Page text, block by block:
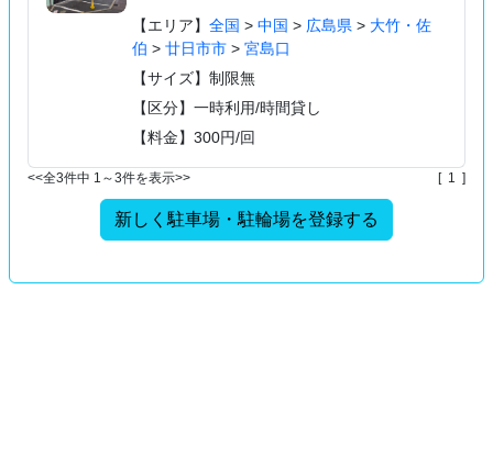
【エリア】 全国 > 中国 > 広島県 > 大竹・佐
伯 > 廿日市市> 宮島口
【サイズ】制限無
【区分】一時利用/時間貸し
【料金】300円/回
<<全3件中 1～3件を表示>> [ 1 ]
新しく駐車場・駐輪場を登録する